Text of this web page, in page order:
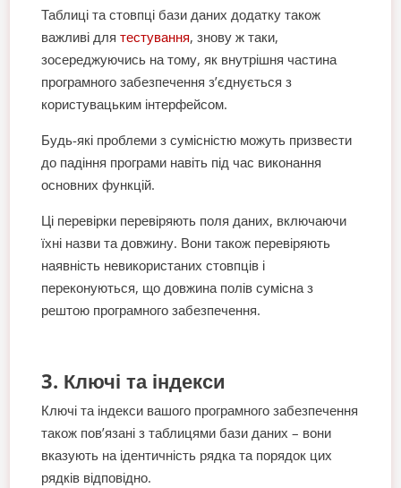
Таблиці та стовпці бази даних додатку також
важливі длятестування, знову ж таки,
зосереджуючись на тому, як внутрішня частина
програмного забезпечення з’єднується з
користувацьким інтерфейсом.
Будь-які проблеми з сумісністю можуть призвести
до падіння програми навіть під час виконання
основних функцій.
Ці перевірки перевіряють поля даних, включаючи
їхні назви та довжину. Вони також перевіряють
наявність невикористаних стовпців і
переконуються, що довжина полів сумісна з
рештою програмного забезпечення.
3. Ключі та індекси
Ключі та індекси вашого програмного забезпечення
також пов’язані з таблицями бази даних – вони
вказують на ідентичність рядка та порядок цих
рядків відповідно.